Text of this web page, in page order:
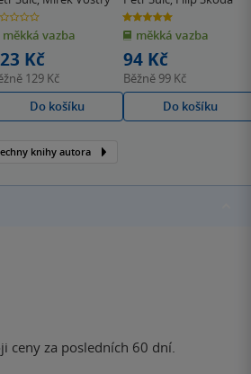
měkká vazba
Kč
129 Kč
Do košíku
5.0
z
5
hvězdiček
měkká vazba
94 Kč
Běžně 99 Kč
Do košíku
knihy autora
ceny za posledních 60 dní.